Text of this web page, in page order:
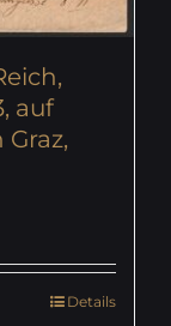
auf
Details